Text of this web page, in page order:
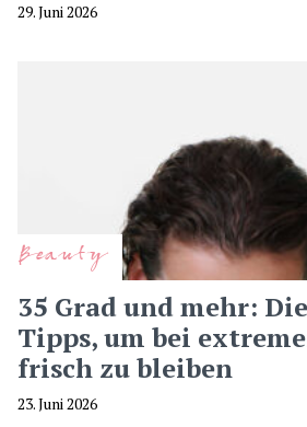
29. Juni 2026
Beauty
35 Grad und mehr:
Tipps, um bei
frisch zu bleiben
23. Juni 2026